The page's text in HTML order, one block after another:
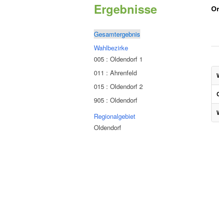
Ergebnisse
Gesamtergebnis
Wahlbezirke
005 : Oldendorf 1
011 : Ahrenfeld
015 : Oldendorf 2
905 : Oldendorf
Regionalgebiet
Oldendorf